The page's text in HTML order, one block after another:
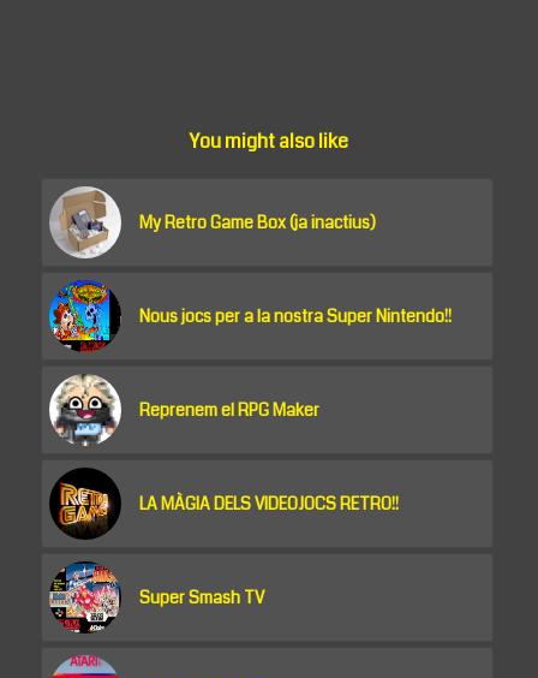
You might also like
My Retro Game Box (ja inactius)
Nous jocs per a la nostra Super Nintendo!!
Reprenem el RPG Maker
LA MÀGIA DELS VIDEOJOCS RETRO!!
Super Smash TV